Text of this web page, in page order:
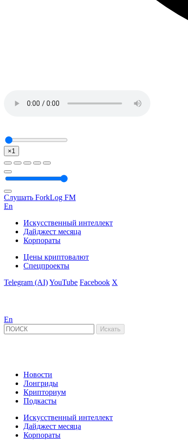
×1
Слушать ForkLog FM
En
Искусственный интеллект
Дайджест месяца
Корпораты
Цены криптовалют
Спецпроекты
Telegram (AI)YouTube Facebook X
En
Новости
Лонгриды
Крипториум
Подкасты
Искусственный интеллект
Дайджест месяца
Корпораты